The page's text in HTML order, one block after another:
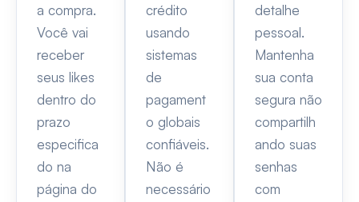
a compra.
Você vai
receber
seus likes
dentro do
prazo
especifica
do na
página do
crédito
usando
sistemas
de
pagament
o globais
confiáveis.
Não é
necessário
detalhe
pessoal.
Mantenha
sua conta
segura não
compartilh
ando suas
senhas
com